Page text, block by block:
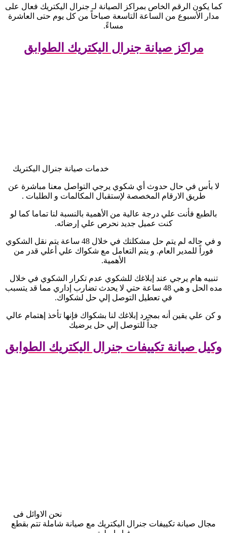
كما يكون الرقم الخاص بمراكز الصيانة لـ جنرال اليكتريك فعال على
مدار الأسبوع من الساعة التاسعة صباحاً من كل يوم حتى العاشرة
مساءً.
مراكز صيانة جنرال اليكتريك الطوابق
خدمات صيانة جنرال اليكتريك
لا بأس في حال حدوث أي شكوي يرجي التواصل معنا مباشرة عن
طريق الارقام المخصصة لإستقبال المكالمات و الطلبات .
بالطبع فأنت علي درجة عالية من الأهمية بالنسبة لنا تماما كما لو
كنت عميل جديد نحرص علي إرضائه.
و في حاله لم يتم حل مشكلتك في خلال 48 ساعة يتم نقل الشكوي
فوراً للمدير العام. و يتم التعامل مع شكواك علي أعلي قدر من
الأهمية.
تنبيه هام يرجي عند إبلاغك للشكوي عدم تكرار الشكوي في خلال
مده الحل و هي 48 ساعة حتي لا يحدث تضارب إداري مما قد يتسبب
في تعطيل التوصل إلي حل لشكواك.
و كن علي يقين أنه بمجرد إبلاغك لنا بشكواك فإنها تأخذ إهتمام عالي
جداً للتوصل إلي حل يرضيك
وكيل صيانة تكييفات جنرال اليكتريك الطوابق
نحن الاوائل فى
مجال صيانة تكييفات جنرال اليكتريك مع صيانة شاملة تتم بقطع